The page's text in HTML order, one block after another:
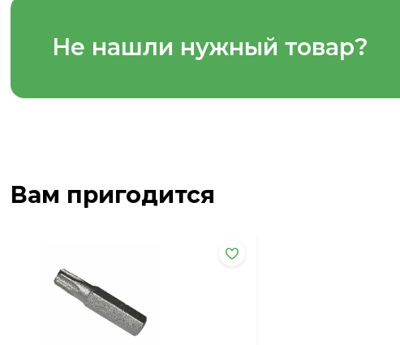
Не нашли нужный товар?
Вам пригодится